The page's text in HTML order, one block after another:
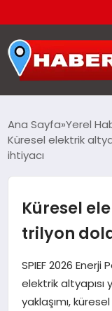
GÜNDEM
TEKNOLOJI
EĞITIM
Ana Sayfa Yerel
Küresel elektrik
ihtiyacı
Küresel
trilyon
SPIEF 2026 Enerji
elektrik altyapısı
yaklaşımı,